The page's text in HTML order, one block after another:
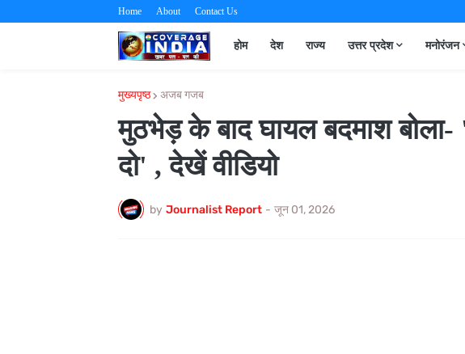
Home About Contact Us
होम देश राज्य उत्तर प्रदेश मनोरंजन
मुख्यपृष्ठ अजब गजब
मुठभेड़ के बाद घायल बदमाश बोला-
दो' , देखें वीडियो
by Journalist Report - जून 01, 2026